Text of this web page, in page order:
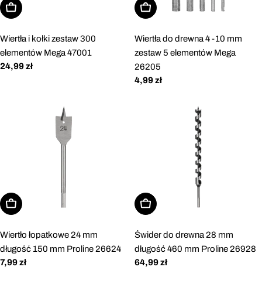
Dodaj do koszyka
Wiertła i kołki zestaw 300
elementów Mega 47001
Cena
24,99 zł
Dodaj do koszyka
Wiertła do drewna 4 -10 mm
zestaw 5 elementów Mega
26205
Cena
4,99 zł
Dodaj do koszyka
Wiertło łopatkowe 24 mm
długość 150 mm Proline 26624
Cena
7,99 zł
Dodaj do koszyka
Świder do drewna 28 mm
długość 460 mm Proline 26928
Cena
64,99 zł